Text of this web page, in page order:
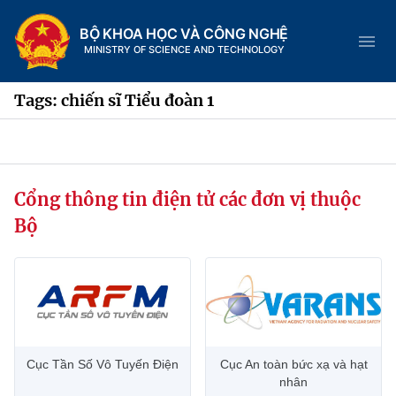
BỘ KHOA HỌC VÀ CÔNG NGHỆ
MINISTRY OF SCIENCE AND TECHNOLOGY
Trang chủ
Chức năng nhiệm vụ
Tin tức sự kiện
Hệ thống văn bản
Tags: chiến sĩ Tiểu đoàn 1
Cổng thông tin điện tử các đơn vị thuộc
Bộ
Cục Tần Số Vô Tuyến Điện
Cục An toàn bức xạ và hạt
nhân